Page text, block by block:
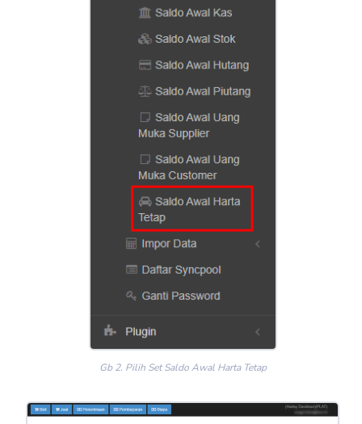
Gb 2. Pilih Set Saldo Awal Harta Tetap